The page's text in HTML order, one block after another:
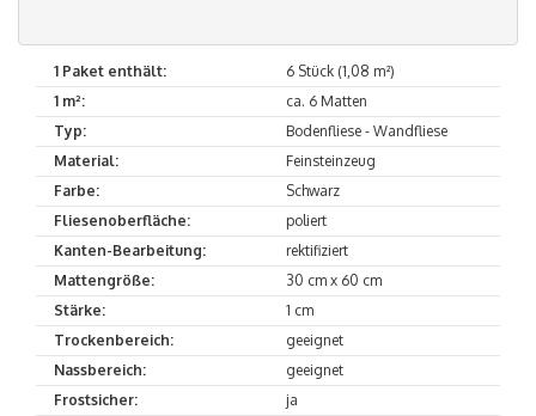
1 Paket enthält:
6 Stück (1,08 m²)
1 m²:
ca. 6 Matten
Typ:
Bodenfliese - Wandfliese
Material:
Feinsteinzeug
Farbe:
Schwarz
Fliesenoberfläche:
poliert
Kanten-Bearbeitung:
rektifiziert
Mattengröße:
30 cm x 60 cm
Stärke:
1 cm
Trockenbereich:
geeignet
Nassbereich:
geeignet
Frostsicher:
ja